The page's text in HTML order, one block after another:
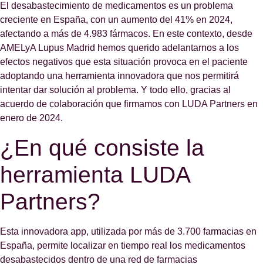
El desabastecimiento de medicamentos es un problema
creciente en España, con un aumento del 41% en 2024,
afectando a más de 4.983 fármacos. En este contexto, desde
AMELyA Lupus Madrid hemos querido adelantarnos a los
efectos negativos que esta situación provoca en el paciente
adoptando una herramienta innovadora que nos permitirá
intentar dar solución al problema. Y todo ello, gracias al
acuerdo de colaboración que firmamos con LUDA Partners en
enero de 2024.
¿En qué consiste la
herramienta LUDA
Partners?
Esta innovadora app, utilizada por más de 3.700 farmacias en
España, permite localizar en tiempo real los medicamentos
desabastecidos dentro de una red de farmacias